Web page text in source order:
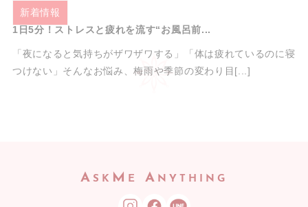
2025.06.16
1日5分！ストレスと疲れを流す“お風呂前...
「夜になると気持ちがザワザワする」「体は疲れているのに寝
つけない」そんなお悩み、梅雨や季節の変わり目[...]
新着情報
A SK M E A NYTHING